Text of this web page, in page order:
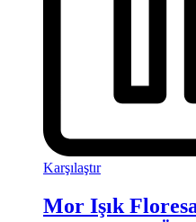
Karşılaştır
Mor Işık